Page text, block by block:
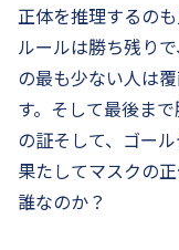
正体を推理するのも
ルールは勝ち残り
の最も少ない人は
す。そして最後ま
の証そして、ゴー
果たしてマスクの
誰なのか？